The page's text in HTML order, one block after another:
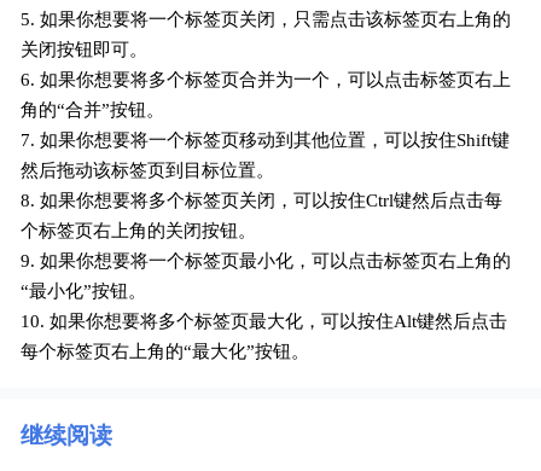
5. 如果你想要将一个标签页关闭，只需点击该标签页右上角的
关闭按钮即可。
6. 如果你想要将多个标签页合并为一个，可以点击标签页右上
角的“合并”按钮。
7. 如果你想要将一个标签页移动到其他位置，可以按住Shift键
然后拖动该标签页到目标位置。
8. 如果你想要将多个标签页关闭，可以按住Ctrl键然后点击每
个标签页右上角的关闭按钮。
9. 如果你想要将一个标签页最小化，可以点击标签页右上角的
“最小化”按钮。
10. 如果你想要将多个标签页最大化，可以按住Alt键然后点击
每个标签页右上角的“最大化”按钮。
继续阅读